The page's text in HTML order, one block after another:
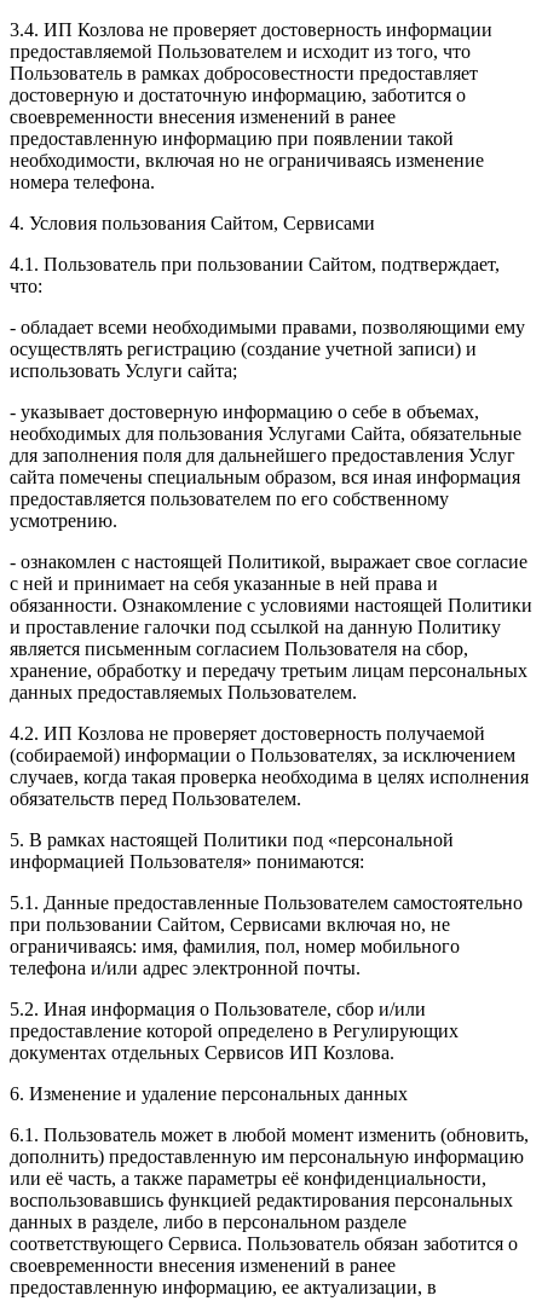
3.4. ИП Козлова не проверяет достоверность информации
предоставляемой Пользователем и исходит из того, что
Пользователь в рамках добросовестности предоставляет
достоверную и достаточную информацию, заботится о
своевременности внесения изменений в ранее
предоставленную информацию при появлении такой
необходимости, включая но не ограничиваясь изменение
номера телефона.
4. Условия пользования Сайтом, Сервисами
4.1. Пользователь при пользовании Сайтом, подтверждает,
что:
- обладает всеми необходимыми правами, позволяющими ему
осуществлять регистрацию (создание учетной записи) и
использовать Услуги сайта;
- указывает достоверную информацию о себе в объемах,
необходимых для пользования Услугами Сайта, обязательные
для заполнения поля для дальнейшего предоставления Услуг
сайта помечены специальным образом, вся иная информация
предоставляется пользователем по его собственному
усмотрению.
- ознакомлен с настоящей Политикой, выражает свое согласие
с ней и принимает на себя указанные в ней права и
обязанности. Ознакомление с условиями настоящей Политики
и проставление галочки под ссылкой на данную Политику
является письменным согласием Пользователя на сбор,
хранение, обработку и передачу третьим лицам персональных
данных предоставляемых Пользователем.
4.2. ИП Козлова не проверяет достоверность получаемой
(собираемой) информации о Пользователях, за исключением
случаев, когда такая проверка необходима в целях исполнения
обязательств перед Пользователем.
5. В рамках настоящей Политики под «персональной
информацией Пользователя» понимаются:
5.1. Данные предоставленные Пользователем самостоятельно
при пользовании Сайтом, Сервисами включая но, не
ограничиваясь: имя, фамилия, пол, номер мобильного
телефона и/или адрес электронной почты.
5.2. Иная информация о Пользователе, сбор и/или
предоставление которой определено в Регулирующих
документах отдельных Сервисов ИП Козлова.
6. Изменение и удаление персональных данных
6.1. Пользователь может в любой момент изменить (обновить,
дополнить) предоставленную им персональную информацию
или её часть, а также параметры её конфиденциальности,
воспользовавшись функцией редактирования персональных
данных в разделе, либо в персональном разделе
соответствующего Сервиса. Пользователь обязан заботится о
своевременности внесения изменений в ранее
предоставленную информацию, ее актуализации, в